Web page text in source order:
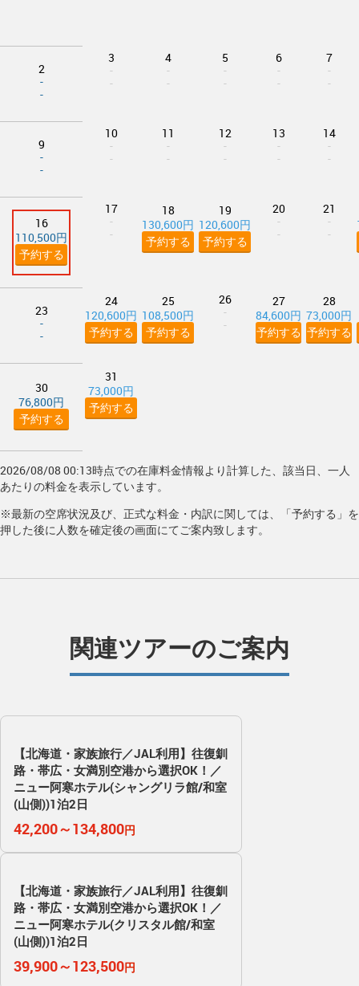
2
-
-
3
-
-
4
-
-
5
-
-
6
-
-
7
-
-
9
-
-
10
-
-
11
-
-
12
-
-
13
-
-
14
-
-
16
110,500円
予約する
17
-
-
18
130,600円
予約する
19
120,600円
予約する
20
-
-
21
-
-
23
-
-
24
120,600円
予約する
25
108,500円
予約する
26
-
-
27
84,600円
予約する
28
73,000円
予約する
30
76,800円
予約する
31
73,000円
予約する
2026/08/08 00:13時点での在庫料金情報より計算した、該当日、一人
あたりの料金を表示しています。
※最新の空席状況及び、正式な料金・内訳に関しては、「予約する」を
押した後に人数を確定後の画面にてご案内致します。
関連ツアーのご案内
【北海道・家族旅行／JAL利用】往復釧
路・帯広・女満別空港から選択OK！／
ニュー阿寒ホテル(シャングリラ館/和室
(山側))1泊2日
42,200～134,800円
【北海道・家族旅行／JAL利用】往復釧
路・帯広・女満別空港から選択OK！／
ニュー阿寒ホテル(クリスタル館/和室
(山側))1泊2日
39,900～123,500円